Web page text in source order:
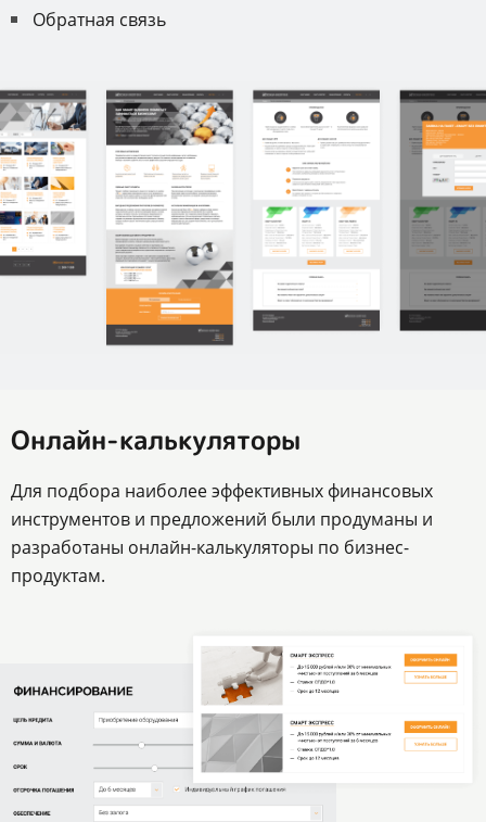
Обратная связь
Онлайн-калькуляторы
Для подбора наиболее эффективных финансовых
инструментов и предложений были продуманы и
разработаны онлайн-калькуляторы по бизнес-
продуктам.